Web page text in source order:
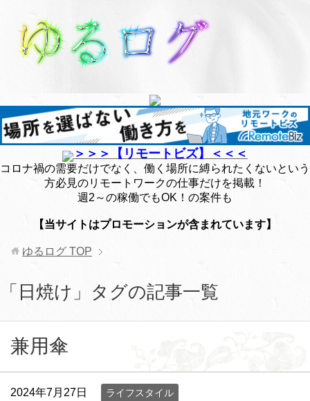
＞＞＞【リモートビズ】＜＜＜
コロナ禍の需要だけでなく、働く場所に縛られたくないという
方必見のリモートワークの仕事だけを掲載！
週2～の稼働でもOK！の案件も
【当サイトはプロモーションが含まれています】
ゆるログ TOP
「日焼け」タグの記事一覧
兼用傘
2024年7月27日 ライフスタイル